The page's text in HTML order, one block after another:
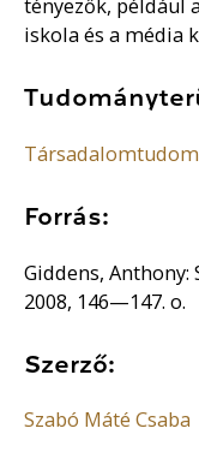
tényezők, például
iskola és a média
Forrás:
Giddens, Anthony:
2008, 146—147. o.
Szerző:
Szabó Máté Csaba